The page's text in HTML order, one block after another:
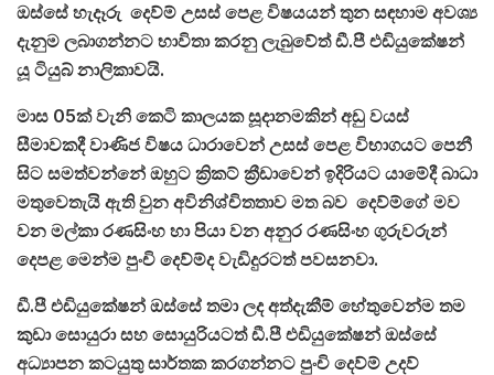
ඔස්සේ හැදෑරු දෙව්ම් උසස් පෙළ විෂයයන් තුන සඳහාම අවශ්‍ය
දැනුම ලබාගන්නට භාවිතා කරනු ලැබුවේත් ඩී.පී එඩියුකේෂන්
යූ ටියුබ් නාලිකාවයි.
මාස 05ක් වැනි කෙටි කාලයක සූදානමකින් අඩු වයස්
සීමාවකදී වාණිජ විෂය ධාරාවෙන් උසස් පෙළ විභාගයට පෙනී
සිට සමත්වන්නේ ඔහුට ක්‍රිකට් ක්‍රීඩාවෙන් ඉදිරියට යාමේදී බාධා
මතුවෙතැයි ඇති වුන අවිනිශ්චිතතාව මත බව දෙව්ම්ගේ මව
වන මල්කා රණසිංහ හා පියා වන අනුර රණසිංහ ගුරුවරුන්
දෙපළ මෙන්ම පුංචි දෙව්ම්ද වැඩිදුරටත් පවසනවා.
ඩී.පී එඩියුකේෂන් ඔස්සේ තමා ලද අත්දැකීම් හේතුවෙන්ම තම
කුඩා සොයුරා සහ සොයුරියටත් ඩී.පී එඩියුකේෂන් ඔස්සේ
අධ්‍යාපන කටයුතු සාර්තක කරගන්නට පුංචි දෙව්ම් උදව්